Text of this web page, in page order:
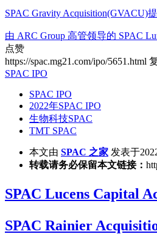
SPAC Gravity Acquisition(GVACU)
由 ARC Group 高管领导的 SPAC
点赞
https://spac.mg21.com/ipo/5651.html
SPAC IPO
SPAC IPO
2022年SPAC IPO
生物科技SPAC
TMT SPAC
本文由 SPAC 之家 发表于
转载请务必保留本文链接：
SPAC Lucens Capital
SPAC Rainier